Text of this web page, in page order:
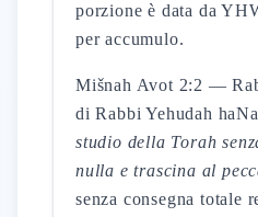
porzione è data da
per accumulo.
Mišnah Avot 2:2 —
di Rabbi Yehudah
studio della Torah
nulla e trascina al
senza consegna totale